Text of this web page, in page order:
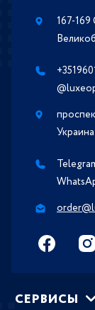
167-
СЕРВИСЫ